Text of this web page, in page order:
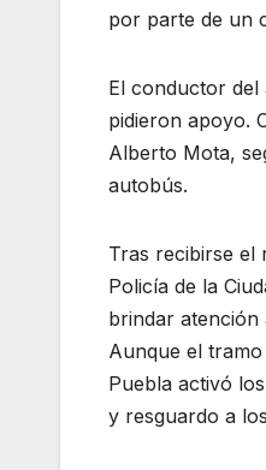
por parte de un
El conductor del
pidieron apoyo.
Alberto Mota,
autobús.
Tras recibirse el
Policía de la
brindar
Aunque el
Puebla activó
y resguardo a